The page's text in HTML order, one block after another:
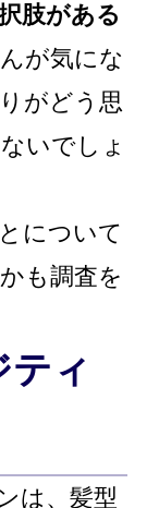
肢がある
が気にな
がどう思
いでしょ
について
も調査を
ィ
は、髪型